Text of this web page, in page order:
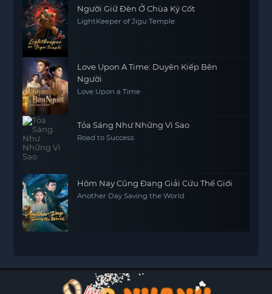
Người Giữ Đèn Ở Chùa Ký Cốt
LightKeeper of Jigu Temple
Love Upon A Time: Duyên Kiếp Bên
Người
Love Upon a Time
Tỏa Sáng Như Những Vì Sao
Road to Success
Hôm Nay Cũng Đang Giải Cứu Thế Giới
Another Day Saving the World